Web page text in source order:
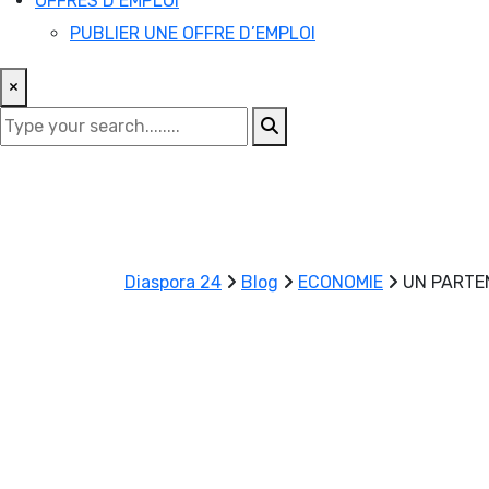
PUBLIER UNE OFFRE D’EMPLOI
×
Diaspora 24 Blog ECONOMIE UN